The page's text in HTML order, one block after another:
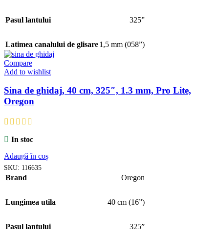
Pasul lantului 325”
Latimea canalului de glisare1,5 mm (058”)
Compare
Add to wishlist
Sina de ghidaj, 40 cm, 325″, 1.3 mm, Pro Lite,
Oregon
In stoc
Adaugă în coș
SKU: 116635
Brand Oregon
Lungimea utila 40 cm (16”)
Pasul lantului 325”